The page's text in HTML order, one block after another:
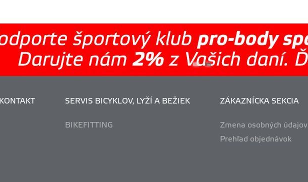
KONTAKT SERVIS BICYKLOV, LYŽÍ A BEŽIEK
BIKEFITTING
ZÁKAZNÍCKA SEKCIA
Zmena osobných údajov
Prehľad objednávok